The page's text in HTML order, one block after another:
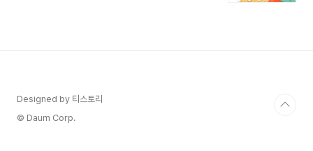
Designed by 티스토리
© Daum Corp.